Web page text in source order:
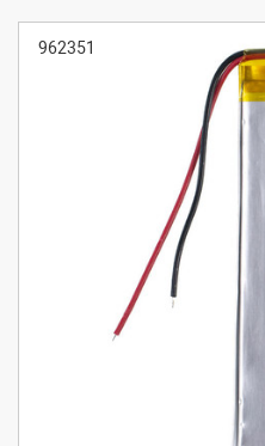
962351